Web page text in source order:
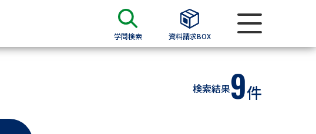
学問検索 資料請求BOX
ら請求
検索結果9件